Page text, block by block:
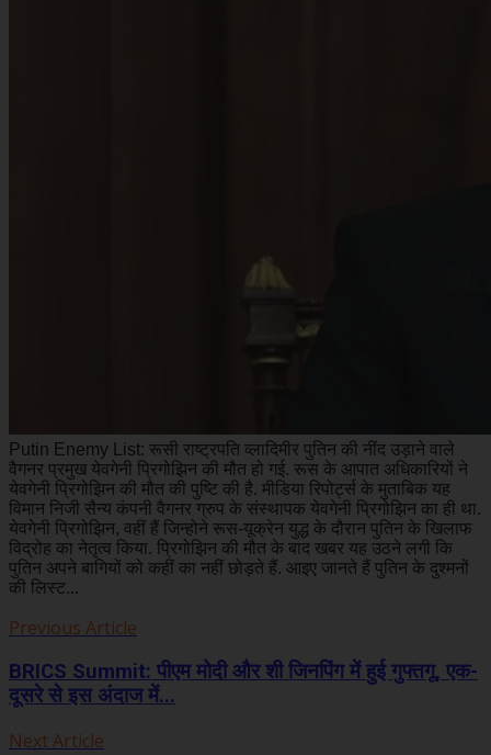
Putin Enemy List: रूसी राष्ट्रपति व्लादिमीर पुतिन की नींद उड़ाने वाले
वैगनर प्रमुख येवगेनी प्रिगोझिन की मौत हो गई. रूस के आपात अधिकारियों ने
येवगेनी प्रिगोझिन की मौत की पुष्टि की है. मीडिया रिपोर्ट्स के मुताबिक यह
विमान निजी सैन्य कंपनी वैगनर ग्रुप के संस्थापक ​येवगेनी प्रिगोझिन का ही था.
येवगेनी प्रिगोझिन, वहीं हैं जिन्होने रूस-यूक्रेन युद्ध के दौरान पुतिन के खिलाफ
विद्रोह का नेतृत्व किया. प्रिगोझिन की मौत के बाद खबर यह उठने लगी कि
पुतिन अपने बागियों को कहीं का नहीं छोड़ते हैं. आइए जानते हैं पुतिन के दुश्मनों
की लिस्ट...
Previous Article
BRICS Summit: पीएम मोदी और शी जिनपिंग में हुई गुफ्तगू, एक-
दूसरे से इस अंदाज में...
Next Article